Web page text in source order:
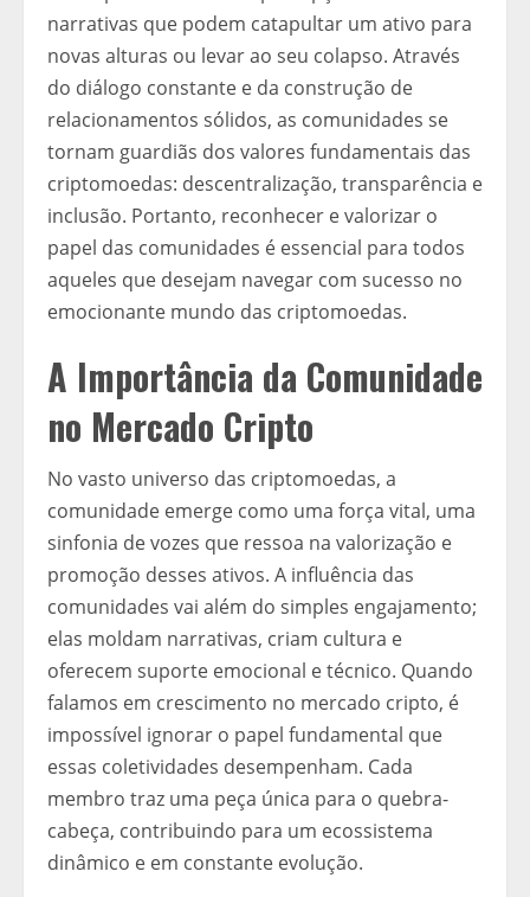
narrativas que podem catapultar um ativo para
novas alturas ou levar ao seu colapso. Através
do diálogo constante e da construção de
relacionamentos sólidos, as comunidades se
tornam guardiãs dos valores fundamentais das
criptomoedas: descentralização, transparência e
inclusão. Portanto, reconhecer e valorizar o
papel das comunidades é essencial para todos
aqueles que desejam navegar com sucesso no
emocionante mundo das criptomoedas.
A Importância da Comunidade
no Mercado Cripto
No vasto universo das criptomoedas, a
comunidade emerge como uma força vital, uma
sinfonia de vozes que ressoa na valorização e
promoção desses ativos. A influência das
comunidades vai além do simples engajamento;
elas moldam narrativas, criam cultura e
oferecem suporte emocional e técnico. Quando
falamos em crescimento no mercado cripto, é
impossível ignorar o papel fundamental que
essas coletividades desempenham. Cada
membro traz uma peça única para o quebra-
cabeça, contribuindo para um ecossistema
dinâmico e em constante evolução.